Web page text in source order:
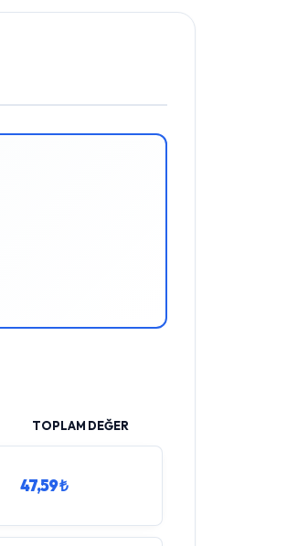
TOPLAM DEĞER
47,59 ₺